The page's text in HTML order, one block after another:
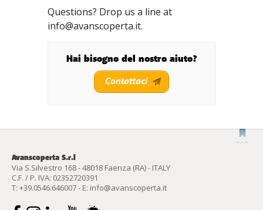
Questions? Drop us a line at
info@avanscoperta.it.
Hai bisogno del nostro aiuto?
Contattaci
Avanscoperta S.r.l
Via S.Silvestro 168 - 48018 Faenza (RA) - ITALY
C.F. / P. IVA: 02352720391
T: +39.0546.646007- E: info@avanscoperta.it